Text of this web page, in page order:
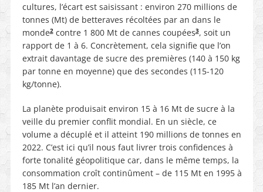
cultures, l’écart est saisissant : environ 270 millions de
tonnes (Mt) de betteraves récoltées par an dans le
monde2contre 1 800 Mt de cannes coupées3, soit un
rapport de 1 à 6. Concrètement, cela signifie que l’on
extrait davantage de sucre des premières (140 à 150 kg
par tonne en moyenne) que des secondes (115-120
kg/tonne).
La planète produisait environ 15 à 16 Mt de sucre à la
veille du premier conflit mondial. En un siècle, ce
volume a décuplé et il atteint 190 millions de tonnes en
2022. C’est ici qu’il nous faut livrer trois confidences à
forte tonalité géopolitique car, dans le même temps, la
consommation croît continûment – de 115 Mt en 1995 à
185 Mt l’an dernier.